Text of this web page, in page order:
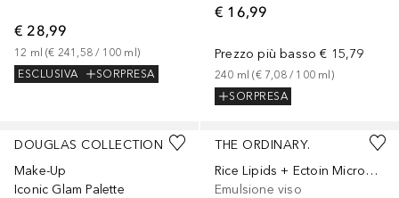
€ 28,99
12 ml (€ 241,58 / 100 ml)
ESCLUSIVA
SORPRESA
€ 16,99
Prezzo più basso € 15,79
240 ml (€ 7,08 / 100 ml)
SORPRESA
DOUGLAS COLLECTION
Make-Up
Iconic Glam Palette
THE ORDINARY.
Rice Lipids + Ectoin Microemulsion
Emulsione viso